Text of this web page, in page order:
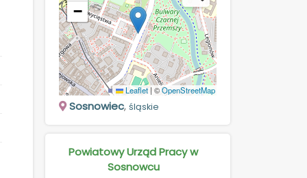
−
Leaflet | ©OpenStreetMap
Sosnowiec, śląskie
Powiatowy Urząd Pracy w
Sosnowcu